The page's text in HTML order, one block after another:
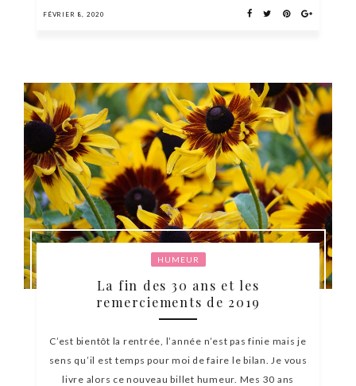
FÉVRIER 8, 2020
HUMEUR
La fin des 30 ans et les
remerciements de 2019
C’est bientôt la rentrée, l’année n’est pas finie mais je
sens qu’il est temps pour moi de faire le bilan. Je vous
livre alors ce nouveau billet humeur. Mes 30 ans